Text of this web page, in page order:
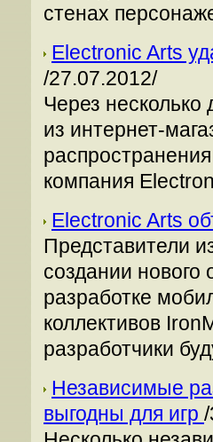
стенах
Electronic Arts
/27.07.2012/
Через
из интернет-
компания
Electronic Arts
Представители
создании нового
разработке
коллективов
разработчики
Независимые
выгодны для игр